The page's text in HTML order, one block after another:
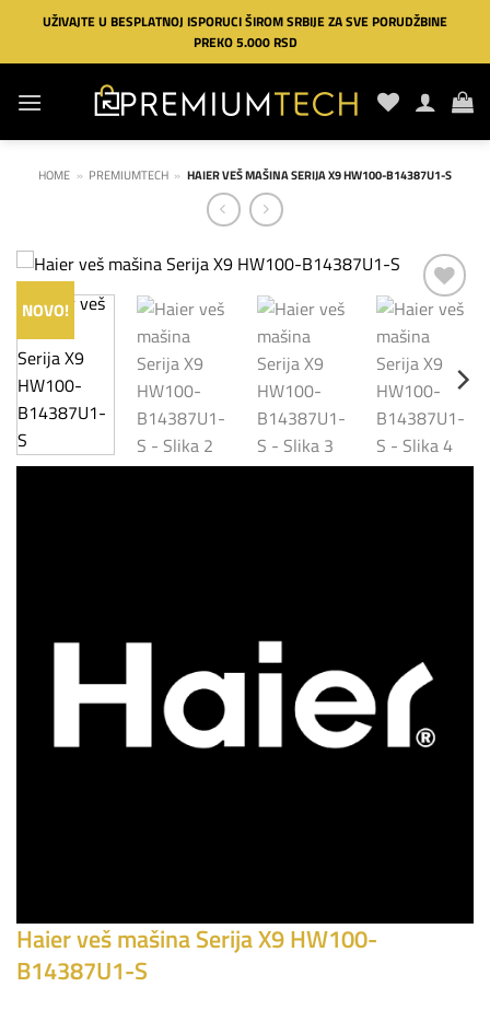
Preskoči
sadržaj
UŽIVAJTE U BESPLATNOJ ISPORUCI ŠIROM SRBIJE ZA SVE PORUDŽBINE
PREKO 5.000 RSD
HOME » PREMIUMTECH » HAIER VEŠ MAŠINA SERIJA X9 HW100-B14387U1-S
NOVO!
Dodaj
listu
želja
Haier veš mašina Serija X9 HW100-
B14387U1-S